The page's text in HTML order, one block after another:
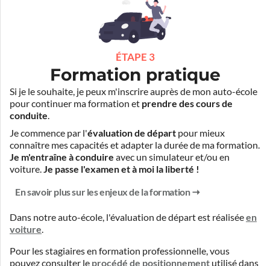
ÉTAPE 3
Formation pratique
Si je le souhaite, je peux m'inscrire auprès de mon auto-école
pour continuer ma formation et prendre des cours de
conduite.
Je commence par l'évaluation de départ pour mieux
connaître mes capacités et adapter la durée de ma formation.
Je m'entraîne à conduire avec un simulateur et/ou en
voiture.Je passe l'examen et à moi la liberté !
En savoir plus sur les enjeux de la formation
Dans notre auto-école, l'évaluation de départ est réaliséeen
voiture.
Pour les stagiaires en formation professionnelle, vous
pouvez consulter le procédé de positionnement utilisé dans